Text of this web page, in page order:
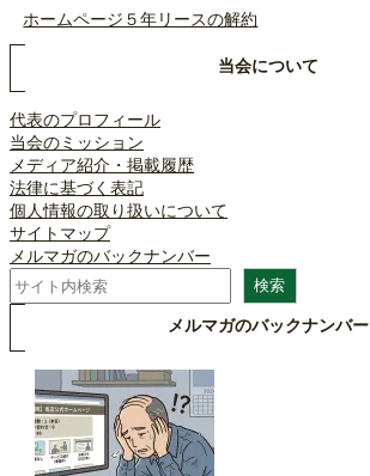
ホームページ５年リースの解約
当会について
代表のプロフィール
当会のミッション
メディア紹介・掲載履歴
法律に基づく表記
個人情報の取り扱いについて
サイトマップ
メルマガのバックナンバー
検
索
検索
メルマガのバックナンバー